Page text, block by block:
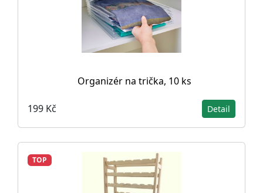
Organizér na trička, 10 ks
199 Kč Detail
TOP